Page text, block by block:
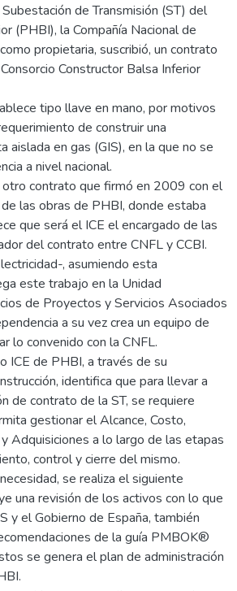
de Transmisión (ST) del
(PHBI), la Compañía Nacional de
propietaria, suscribió, un contrato
Constructor Balsa Inferior
tipo llave en mano, por motivos
de construir una
aislada en gas (GIS), en la que no se
a nivel nacional.
contrato que firmó en 2009 con el
las obras de PHBI, donde estaba
que será el ICE el encargado de las
del contrato entre CNFL y CCBI.
, asumiendo esta
este trabajo en la Unidad
de Proyectos y Servicios Asociados
a su vez crea un equipo de
lo convenido con la CNFL.
ICE de PHBI, a través de su
identifica que para llevar a
de contrato de la ST, se requiere
gestionar el Alcance, Costo,
Adquisiciones a lo largo de las etapas
control y cierre del mismo.
se realiza el siguiente
una revisión de los activos con lo que
y el Gobierno de España, también
de la guía PMBOK®
se genera el plan de administración